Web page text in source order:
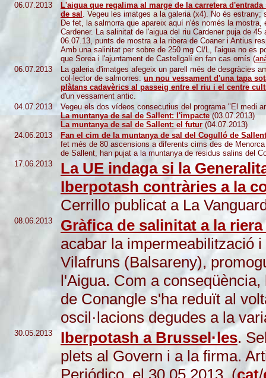
06.07.2013
L'aigua que regalima al marge de la carretera
de sal . Vegeu les imatges a la galeria (x4). No és
De fet, la salmorra que apareix aquí n'és només la
Cardener. La salinitat de l'aigua del riu Cardener puja de
06.07.13, punts de mostra a la ribera de Coaner i Antius
Amb una salinitat per sobre de 250 mg Cl/L, l'aigua no es
que Sorea i l'ajuntament de Castellgalí en fan cas omís (
06.07.2013
La galeria d'imatges afegeix un parell més de desgràcies
col·lector de salmorres: un nou vessament d'una tapa
plàtans cadavèrics al passeig entre el riu i el centre
d'un vessament antic.
04.07.2013
Vegeu els dos vídeos consecutius del programa "El medi
La muntanya de sal de Sallent: l'impacte(03.07.2013)
La muntanya de sal de Sallent: el futur (04.07.2013)
24.06.2013
Fan el cim de la muntanya de sal del Cogulló de Sallent
fet més de 80 ascensions a diferents cims des de
de Sallent, han pujat a la muntanya de residus salins del
17.06.2013
La UE indaga si la
Iberpotash contràries a la
Cerrillo publicat a La
08.06.2013
Gràfica de salinitat a la
acabar la impermeabilització
Vilafruns (Balsareny),
l'Aigua. Com a
de Conangle s'ha reduït al
oscil·lacions degudes a la
30.05.2013 Iberpotash a Brussel·les.
plets al Govern i a la firma.
Periódico, el 30.05.2013. (cat/